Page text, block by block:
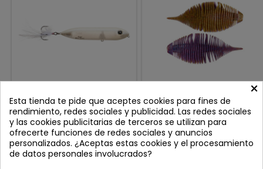
HEDDON SUPER ZARA
SPOOK TRANSLUCENT
BONEReview(s):0
El Heddon Super Zara
Spook es un señuelo de
superficie de gran perfil
Precio
16,95 €
GEECRACK BELLOWS GILL
3.8" BUG BOMB 296
Review(s):
Geecrack Bellows Gill es un
nuevo y emocionante
×
Esta tienda te pide que aceptes cookies para fines de
rendimiento, redes sociales y publicidad. Las redes sociales
y las cookies publicitarias de terceros se utilizan para
ofrecerte funciones de redes sociales y anuncios
personalizados. ¿Aceptas estas cookies y el procesamiento
de datos personales involucrados?